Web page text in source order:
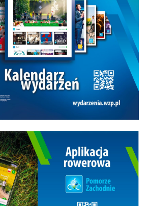
zł (I pula), 30 zł (II pula) 35 zł (III
pula) dostępne na portalu
KupBilecik.pl